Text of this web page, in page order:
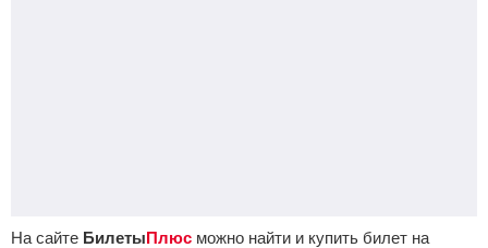
На сайте БилетыПлюс можно найти и купить билет на